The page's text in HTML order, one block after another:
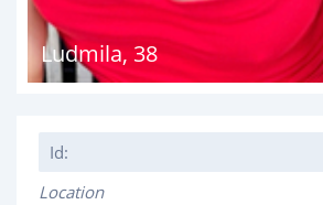
Ludmila,38
Id:
Location